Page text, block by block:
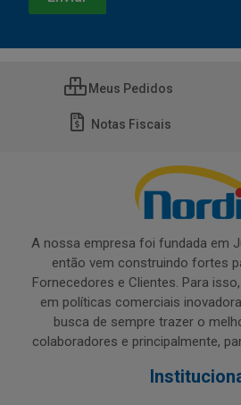
Meus Pedidos
Notas Fiscais
A nossa empresa foi fundada em
então vem construindo fortes
Fornecedores e Clientes. Para
em políticas comerciais
busca de sempre trazer o
colaboradores e principalmente,